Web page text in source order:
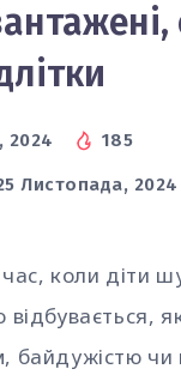
2024 185
Листопада, 2024
коли діти
чи